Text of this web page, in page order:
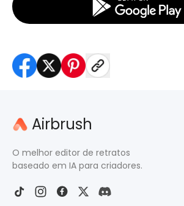
Airbrush
O melhor editor de retratos
baseado em IA para criadores.